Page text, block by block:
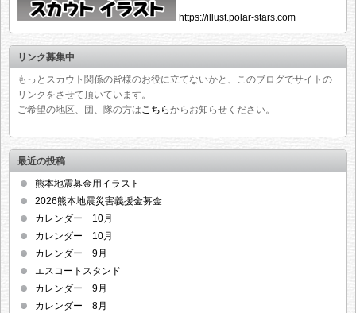
https://illust.polar-stars.com
リンク募集中
もっとスカウト関係の皆様のお役に立てないかと、このブログでサイトの
リンクをさせて頂いています。
ご希望の地区、団、隊の方はこちらからお知らせください。
最近の投稿
熊本地震募金用イラスト
2026熊本地震災害義援金募金
カレンダー 10月
カレンダー 10月
カレンダー 9月
エスコートスタンド
カレンダー 9月
カレンダー 8月